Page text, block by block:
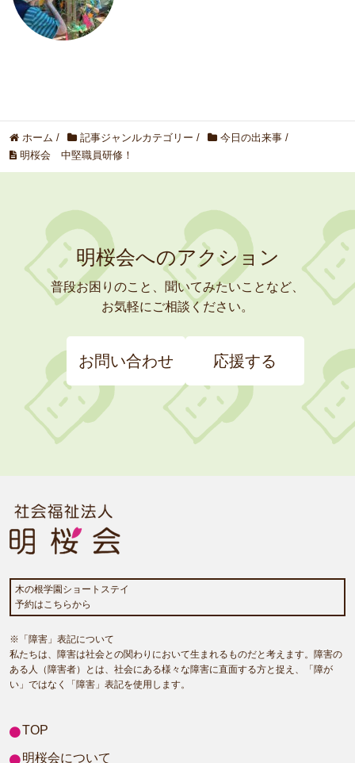
ホーム / 記事ジャンルカテゴリー / 今日の出来事 /
明桜会 中堅職員研修！
明桜会へのアクション
普段お困りのこと、聞いてみたいことなど、
お気軽にご相談ください。
お問い合わせ 応援する
木の根学園ショートステイ
予約はこちらから
※「障害」表記について
私たちは、障害は社会との関わりにおいて生まれるものだと考えます。障害の
ある人（障害者）とは、社会にある様々な障害に直面する方と捉え、「障が
い」ではなく「障害」表記を使用します。
TOP
明桜会について